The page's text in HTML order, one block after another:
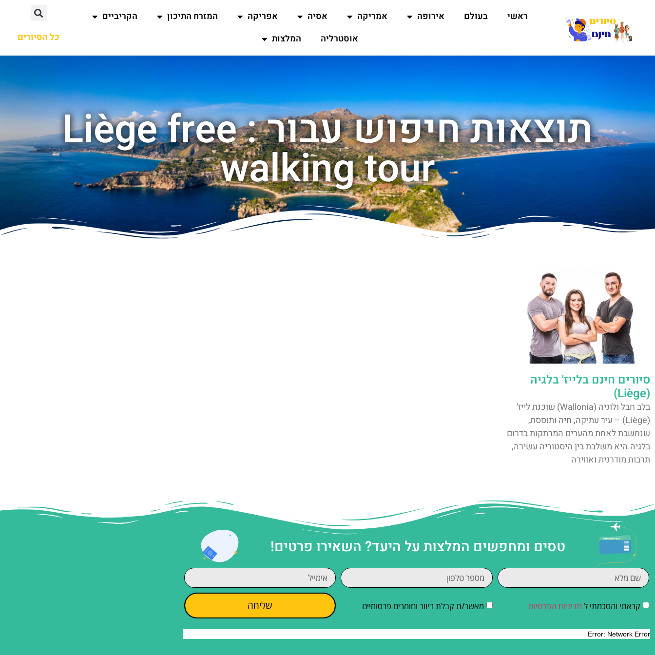
ראשי בעולם אירופה אמריקה אסיה אפריקה המזרח התיכון
הקריביים
אוסטרליה
המלצות כל הסיורים
תוצאות חיפוש עבור : Liège free
walking tour
סיורים חינם בלייז' בלגיה
(Liège)
בלב חבל ולוניה (Wallonia) שוכנת לייז'
(Liège) – עיר עתיקה, חיה ותוססת,
שנחשבת לאחת מהערים המרתקות בדרום
בלגיה.היא משלבת בין היסטוריה עשירה,
תרבות מודרנית ואווירה
טסים ומחפשים המלצות על היעד? השאירו פרטים!
קראתי והסכמתי ל מדיניות הפרטיות מאשר/ת קבלת דיוור וחומרים פרסומיים שליחה